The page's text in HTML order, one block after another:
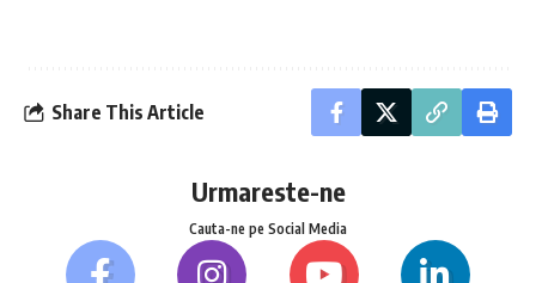
Share This Article
Urmareste-ne
Cauta-ne pe Social Media